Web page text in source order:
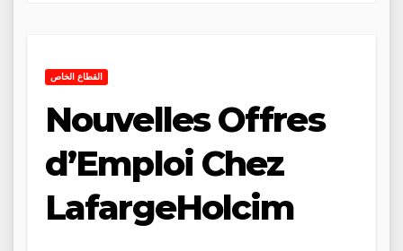
القطاع الخاص
Nouvelles Offres
d’Emploi Chez
LafargeHolcim